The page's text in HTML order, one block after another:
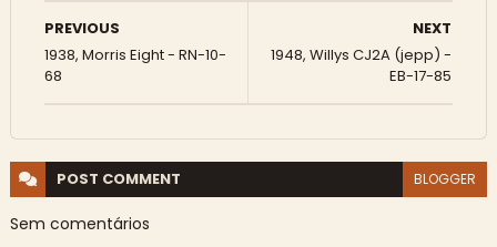
NEXT
1948, Willys CJ2A (jepp) -
EB-17-85
PREVIOUS
1938, Morris Eight - RN-10-
68
POST COMMENT BLOGGER
Sem comentários